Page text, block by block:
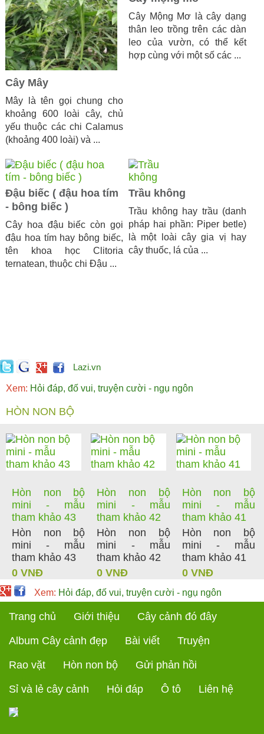
Cây Mây
Mây là tên gọi chung cho
khoảng 600 loài cây, chủ
yếu thuộc các chi Calamus
(khoảng 400 loài) và ...
Cây Mộng Mơ là cây dạng
thân leo trồng trên các dàn
leo của vườn, có thể kết
hợp cùng với một số các ...
Đậu biếc ( đậu hoa tím
- bông biếc )
Cây hoa đậu biếc còn gọi
đậu hoa tím hay bông biếc,
tên khoa học Clitoria
ternatean, thuộc chi Đậu ...
Trầu không
Trầu không hay trầu (danh
pháp hai phần: Piper betle)
là một loài cây gia vị hay
cây thuốc, lá của ...
Lazi.vn
Xem: Hỏi đáp, đố vui, truyện cười - ngụ ngôn
HÒN NON BỘ
Hòn non bộ
mini - mẫu
tham khảo 43
Hòn non bộ
mini - mẫu
tham khảo 43
0 VNĐ
Hòn non bộ
mini - mẫu
tham khảo 42
Hòn non bộ
mini - mẫu
tham khảo 42
0 VNĐ
Hòn non bộ
mini - mẫu
tham khảo 41
Hòn non bộ
mini - mẫu
tham khảo 41
0 VNĐ
Xem: Hỏi đáp, đố vui, truyện cười - ngụ ngôn
Trang chủ Giới thiệu Cây cảnh đó đây
Album Cây cảnh đẹp Bài viết Truyện
Rao vặt Hòn non bộ Gửi phản hồi
Sỉ và lẻ cây cảnh Hỏi đáp Ô tô Liên hệ